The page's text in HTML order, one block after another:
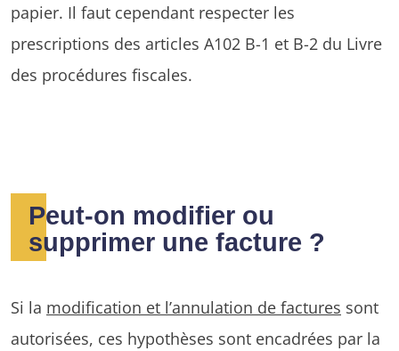
papier. Il faut cependant respecter les
prescriptions des articles A102 B-1 et B-2 du Livre
des procédures fiscales.
Peut-on modifier ou
supprimer une facture ?
Si la modification et l’annulation de factures sont
autorisées, ces hypothèses sont encadrées par la